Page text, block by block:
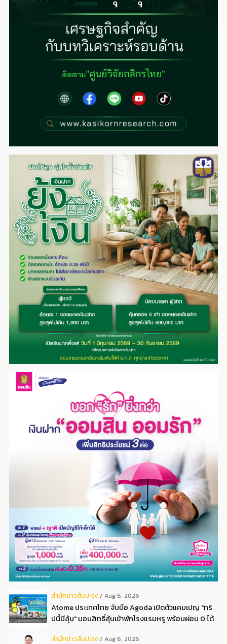
สํานักข่าวสับปะรด Aug 6, 2026
Atome ประเทศไทย จับมือ Agoda เปิดตัวแคมเปญ "ทริ
ปนี้มีลุ้น" มอบสิทธิ์ลุ้นเข้าพักโรงแรมหรู พร้อมผ่อน 0 ได้
สํานักข่าวสับปะรด Aug 6, 2026